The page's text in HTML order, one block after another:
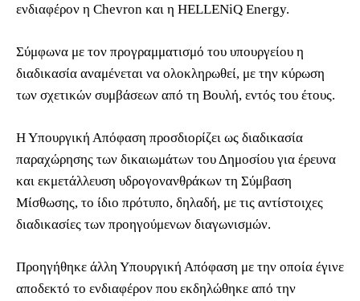
ενδιαφέρον η Chevron και η HELLENiQ Energy.
Σύμφωνα με τον προγραμματισμό του υπουργείου η
διαδικασία αναμένεται να ολοκληρωθεί, με την κύρωση
των σχετικών συμβάσεων από τη Βουλή, εντός του έτους.
Η Υπουργική Απόφαση προσδιορίζει ως διαδικασία
παραχώρησης των δικαιωμάτων του Δημοσίου για έρευνα
και εκμετάλλευση υδρογονανθράκων τη Σύμβαση
Μίσθωσης, το ίδιο πρότυπο, δηλαδή, με τις αντίστοιχες
διαδικασίες των προηγούμενων διαγωνισμών.
Προηγήθηκε άλλη Υπουργική Απόφαση με την οποία έγινε
αποδεκτό το ενδιαφέρον που εκδηλώθηκε από την